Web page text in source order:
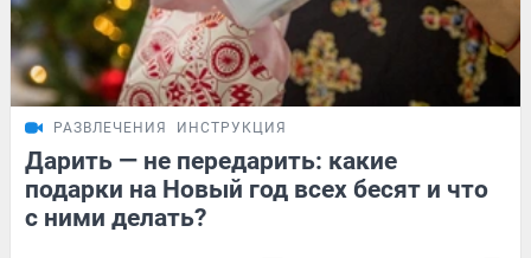
РАЗВЛЕЧЕНИЯ ИНСТРУКЦИЯ
Дарить — не передарить: какие
подарки на Новый год всех бесят и что
с ними делать?